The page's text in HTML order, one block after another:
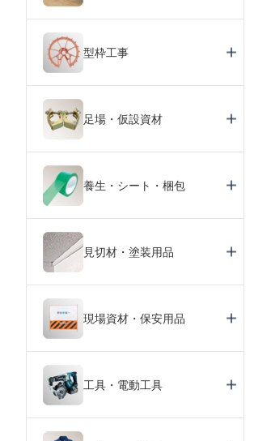
型枠工事
足場・仮設資材
養生・シート・梱包
見切材・塗装用品
現場資材・保安用品
工具・電動工具